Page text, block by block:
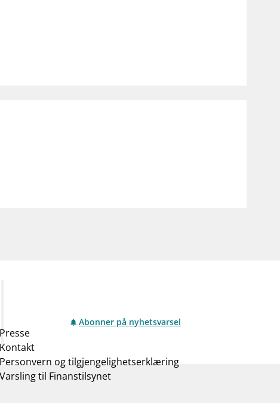
Abonner på nyhetsvarsel
Presse
Kontakt
Personvern og tilgjengelighetserklæring
Varsling til Finanstilsynet